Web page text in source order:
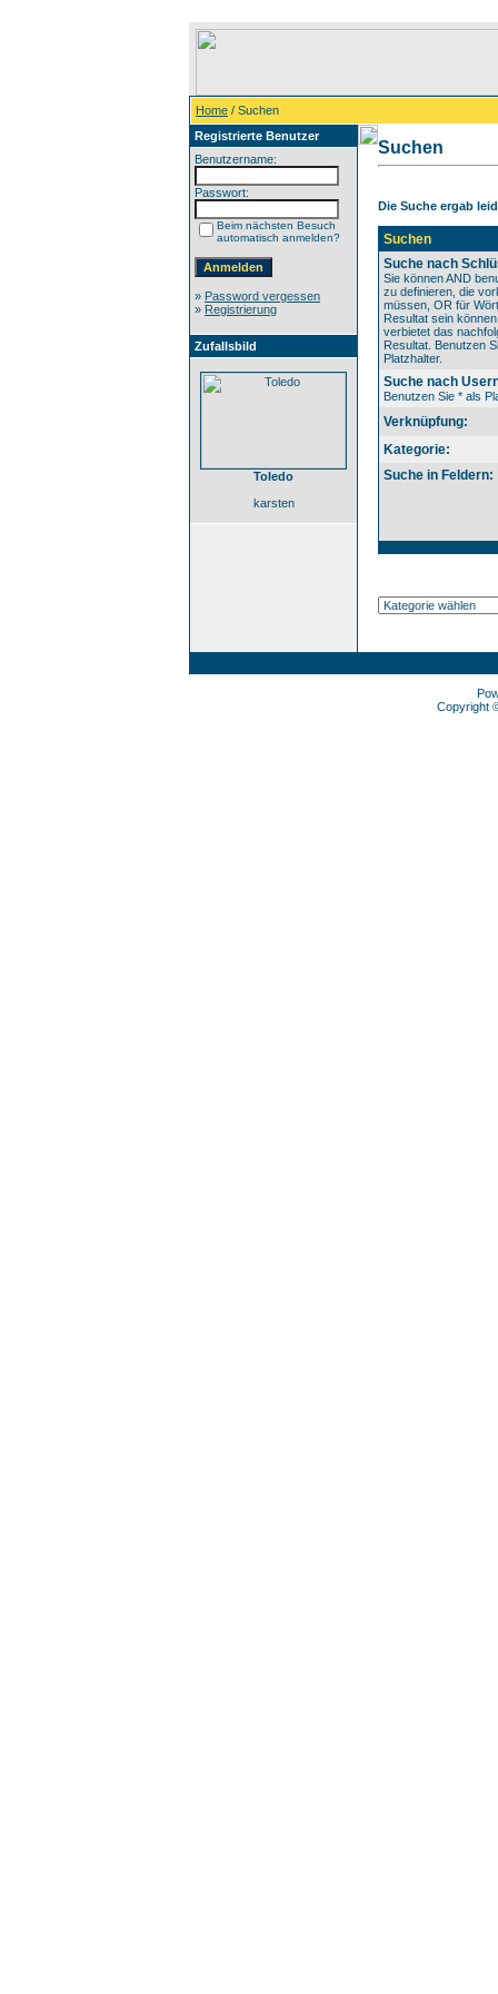
Home / Suchen
Registrierte Benutzer
Benutzername:
Passwort:
Beim nächsten Besuch
automatisch anmelden?
» Password vergessen
» Registrierung
Zufallsbild
Toledo
karsten
Suchen
Die Suche ergab
Suchen
Suche nach
Sie können AND
zu definieren, die
müssen, OR für
Resultat sein
verbietet das
Resultat. Benutzen
Platzhalter.
Suche nach
Benutzen Sie * als
Verknüpfung:
Kategorie:
Suche in Feldern:
Copyright